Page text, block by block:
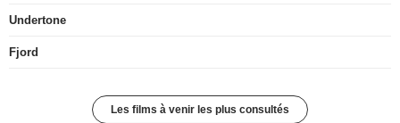
Undertone
Fjord
Les films à venir les plus consultés